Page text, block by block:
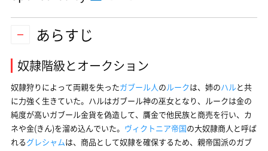
あらすじ
奴隷階級とオークション
奴隷狩りによって両親を失ったガブール人 のルークは、姉のハルと共
に力強く生きていた。ハルはガブール神の巫女となり、ルークは金の
純度が高いガブール金貨を偽造して、贋金で他民族と商売を行い、カ
ネや金(きん)を溜め込んでいた。 ヴィクトニア帝国の大奴隷商人と呼ば
れるグレシャムは、商品として奴隷を確保するため、親帝国派のガブ